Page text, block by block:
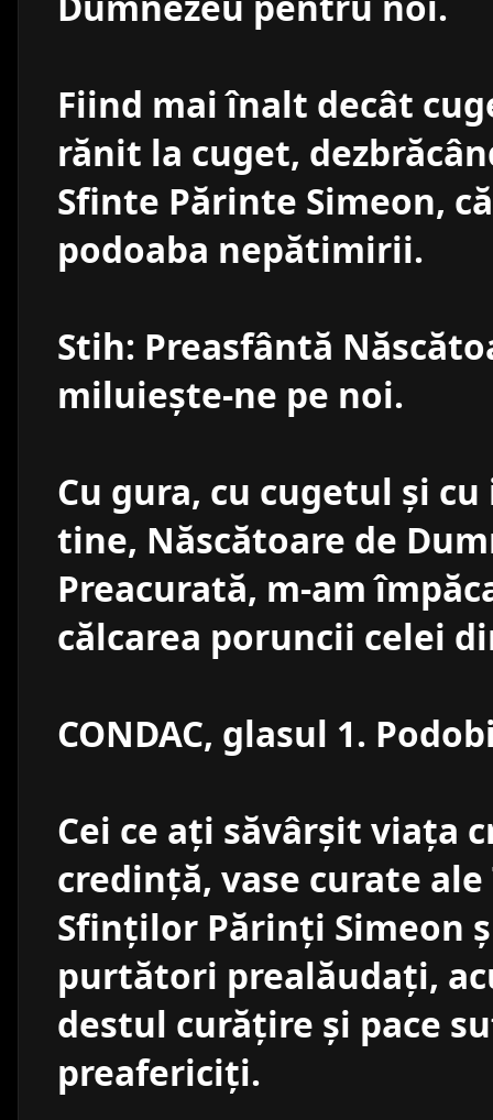
Fiind mai înalt decât
rănit la cuget,
Sfinte Părinte Simeon,
podoaba nepătimirii.
Stih: Preasfântă
miluieşte-ne pe noi.
Cu gura, cu cugetul şi
tine, Născătoare de
Preacurată, m-am
călcarea poruncii celei
CONDAC, glasul 1.
Cei ce aţi săvârşit viaţa
credinţă, vase curate
Sfinţilor Părinţi Simeon
purtători prealăudaţi,
destul curăţire şi pace
preafericiţi.